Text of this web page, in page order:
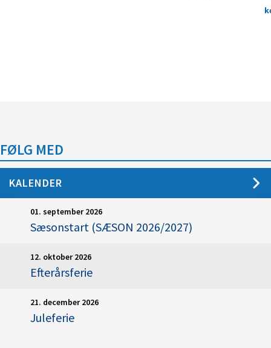
FØLG MED
KALENDER
01. september 2026
Sæsonstart (SÆSON 2026/2027)
12. oktober 2026
Efterårsferie
21. december 2026
Juleferie